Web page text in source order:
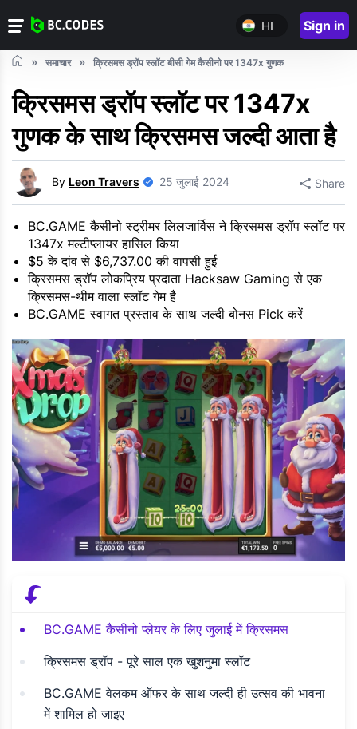
HI Sign in
समाचार क्रिसमस ड्रॉप स्लॉट बीसी गेम कैसीनो पर 1347x गुणक
क्रिसमस ड्रॉप स्लॉट पर 1347x
गुणक के साथ क्रिसमस जल्दी आता है
By Leon Travers 25 जुलाई 2024 Share
BC.GAME कैसीनो स्ट्रीमर लिलजार्विस ने क्रिसमस ड्रॉप स्लॉट पर
1347x मल्टीप्लायर हासिल किया
$5 के दांव से $6,737.00 की वापसी हुई
क्रिसमस ड्रॉप लोकप्रिय प्रदाता Hacksaw Gaming से एक
क्रिसमस-थीम वाला स्लॉट गेम है
BC.GAME स्वागत प्रस्ताव के साथ जल्दी बोनस Pick करें
BC.GAME कैसीनो प्लेयर के लिए जुलाई में क्रिसमस
क्रिसमस ड्रॉप - पूरे साल एक खुशनुमा स्लॉट
BC.GAME वेलकम ऑफर के साथ जल्दी ही उत्सव की भावना
में शामिल हो जाइए